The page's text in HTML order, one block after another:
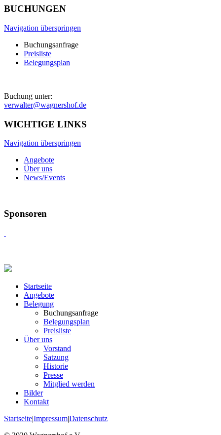
BUCHUNGEN
Navigation überspringen
Buchungsanfrage
Preisliste
Belegungsplan
Buchung unter:
verwalter@wagnershof.de
WICHTIGE LINKS
Navigation überspringen
Angebote
Über uns
News/Events
Sponsoren
Startseite
Angebote
Belegung
Buchungsanfrage
Belegungsplan
Preisliste
Über uns
Vorstand
Satzung
Historie
Presse
Mitglied werden
Bilder
Kontakt
Startseite|Impressum|Datenschutz